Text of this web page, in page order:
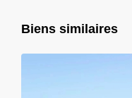
Biens similaires